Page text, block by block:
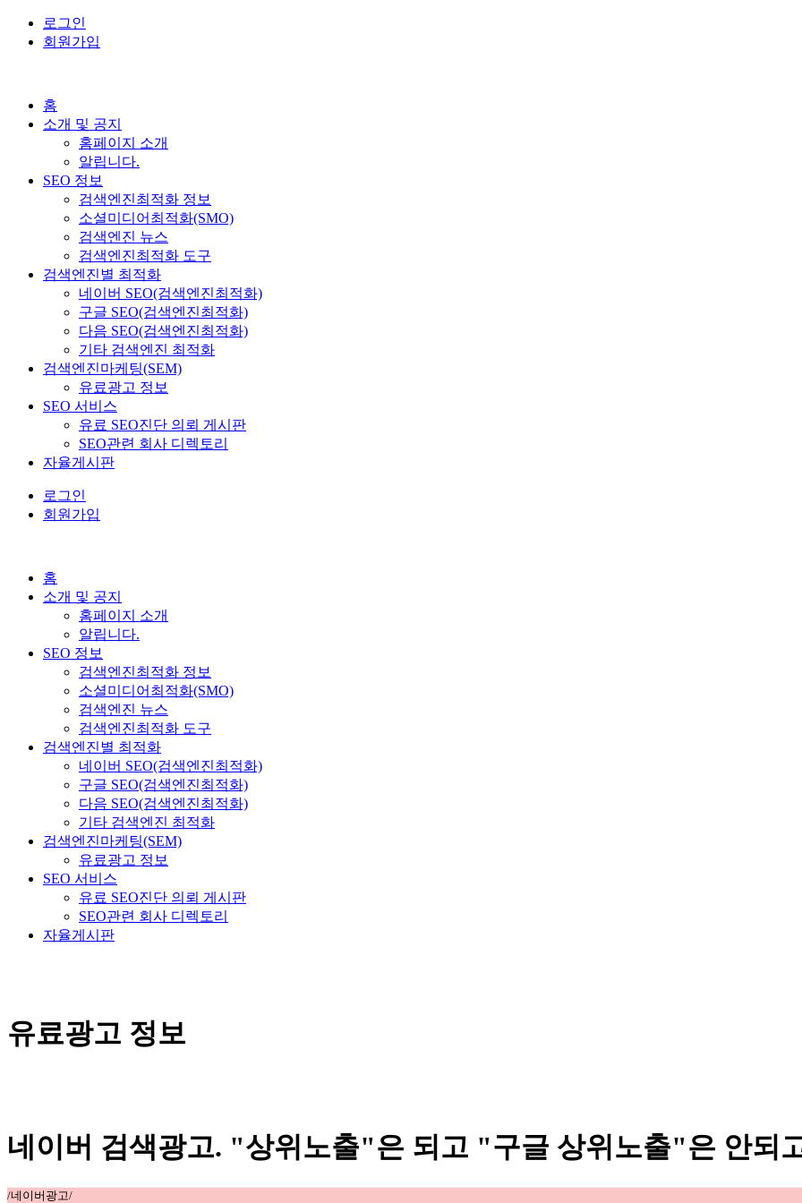
로그인
회원가입
홈
소개 및 공지
홈페이지 소개
알립니다.
SEO 정보
검색엔진최적화 정보
소셜미디어최적화(SMO)
검색엔진 뉴스
검색엔진최적화 도구
검색엔진별 최적화
네이버 SEO(검색엔진최적화)
구글 SEO(검색엔진최적화)
다음 SEO(검색엔진최적화)
기타 검색엔진 최적화
검색엔진마케팅(SEM)
유료광고 정보
SEO 서비스
유료 SEO진단 의뢰 게시판
SEO관련 회사 디렉토리
자율게시판
로그인
회원가입
홈
소개 및 공지
홈페이지 소개
알립니다.
SEO 정보
검색엔진최적화 정보
소셜미디어최적화(SMO)
검색엔진 뉴스
검색엔진최적화 도구
검색엔진별 최적화
네이버 SEO(검색엔진최적화)
구글 SEO(검색엔진최적화)
다음 SEO(검색엔진최적화)
기타 검색엔진 최적화
검색엔진마케팅(SEM)
유료광고 정보
SEO 서비스
유료 SEO진단 의뢰 게시판
SEO관련 회사 디렉토리
자율게시판
유료광고 정보
네이버 검색광고. "상위노출"은 되고 "구글 상위노출"은 안되
/네이버광고/